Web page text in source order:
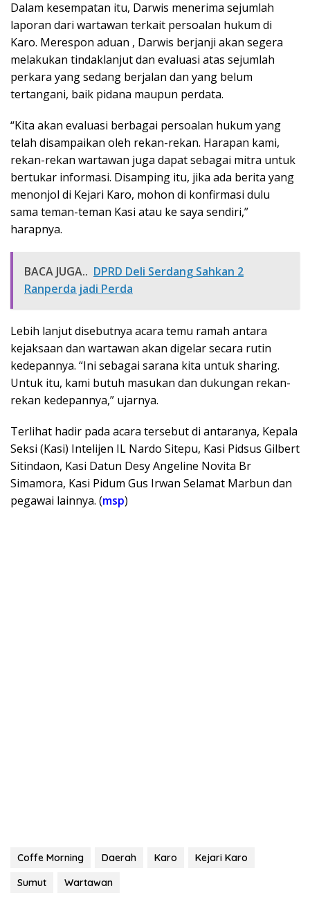
Dalam kesempatan itu, Darwis menerima sejumlah
laporan dari wartawan terkait persoalan hukum di
Karo. Merespon aduan , Darwis berjanji akan segera
melakukan tindaklanjut dan evaluasi atas sejumlah
perkara yang sedang berjalan dan yang belum
tertangani, baik pidana maupun perdata.
“Kita akan evaluasi berbagai persoalan hukum yang
telah disampaikan oleh rekan-rekan. Harapan kami,
rekan-rekan wartawan juga dapat sebagai mitra untuk
bertukar informasi. Disamping itu, jika ada berita yang
menonjol di Kejari Karo, mohon di konfirmasi dulu
sama teman-teman Kasi atau ke saya sendiri,”
harapnya.
BACA JUGA.. DPRD Deli Serdang Sahkan 2
Ranperda jadi Perda
Lebih lanjut disebutnya acara temu ramah antara
kejaksaan dan wartawan akan digelar secara rutin
kedepannya. “Ini sebagai sarana kita untuk sharing.
Untuk itu, kami butuh masukan dan dukungan rekan-
rekan kedepannya,” ujarnya.
Terlihat hadir pada acara tersebut di antaranya, Kepala
Seksi (Kasi) Intelijen IL Nardo Sitepu, Kasi Pidsus Gilbert
Sitindaon, Kasi Datun Desy Angeline Novita Br
Simamora, Kasi Pidum Gus Irwan Selamat Marbun dan
pegawai lainnya. (msp)
Coffe Morning Daerah Karo
Kejari Karo
Sumut
Wartawan